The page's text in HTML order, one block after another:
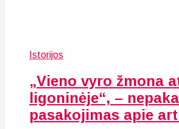
Istorijos
„Vieno vyro žmona
ligoninėje“, –
pasakojimas apie